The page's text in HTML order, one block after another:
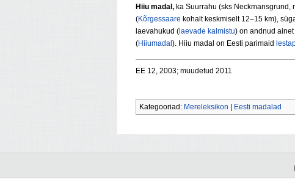
Hiiu madal, ka Suurrahu (sks Neckmansgrund,
(Kõrgessaare kohalt keskmiselt 12–15 km),
laevahukud ( laevade kalmistu) on andnud
(Hiiumadal ). Hiiu madal on Eesti parimaid
EE 12, 2003; muudetud 2011
Kategooriad: Mereleksikon Eesti madalad